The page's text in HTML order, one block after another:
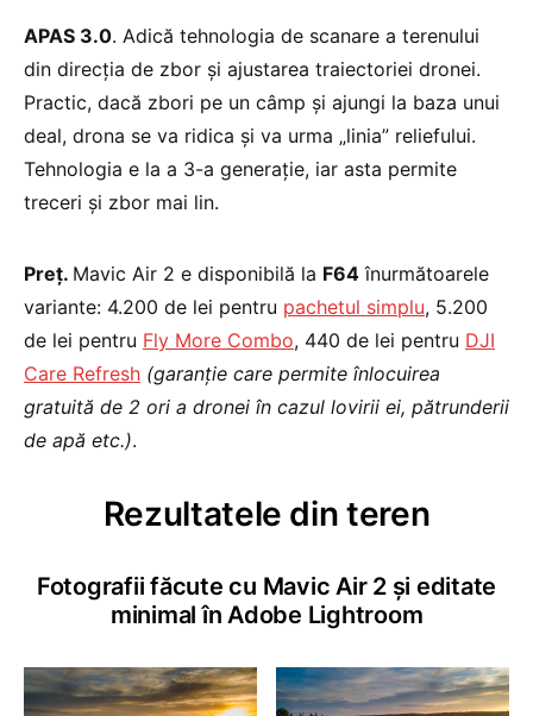
APAS 3.0. Adică tehnologia de scanare a terenului
din direcția de zbor și ajustarea traiectoriei dronei.
Practic, dacă zbori pe un câmp și ajungi la baza unui
deal, drona se va ridica și va urma „linia” reliefului.
Tehnologia e la a 3-a generație, iar asta permite
treceri și zbor mai lin.
Preț. Mavic Air 2 e disponibilă la F64 înurmătoarele
variante: 4.200 de lei pentru pachetul simplu, 5.200
de lei pentru Fly More Combo, 440 de lei pentru DJI
Care Refresh (garanție care permite înlocuirea
gratuită de 2 ori a dronei în cazul lovirii ei, pătrunderii
de apă etc.).
Rezultatele din teren
Fotografii făcute cu Mavic Air 2 și editate
minimal în Adobe Lightroom